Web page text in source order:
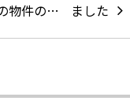
物件の…